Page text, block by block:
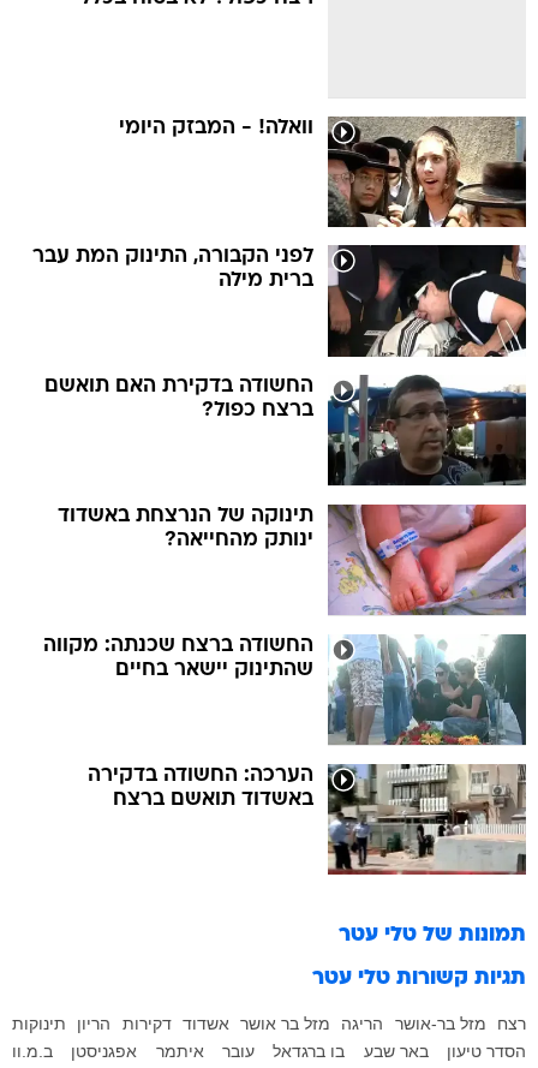
וואלה! - המבזק היומי
לפני הקבורה, התינוק המת עבר
ברית מילה
החשודה בדקירת האם תואשם
ברצח כפול?
תינוקה של הנרצחת באשדוד
ינותק מהחייאה?
החשודה ברצח שכנתה: מקווה
שהתינוק יישאר בחיים
הערכה: החשודה בדקירה
באשדוד תואשם ברצח
תמונות של טלי עטר
תגיות קשורות טלי עטר
רצח מזל בר-אושר הריגה מזל בר אושר אשדוד דקירות הריון
תינוקות
הסדר טיעון
באר שבע בו ברגדאל עובר איתמר אפגניסטן
ב.מ.וו